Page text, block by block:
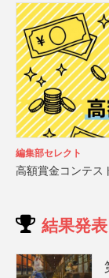
編集部セレクト
高額賞金コンテス
結果発表